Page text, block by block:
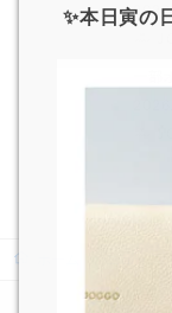
✨本日寅の